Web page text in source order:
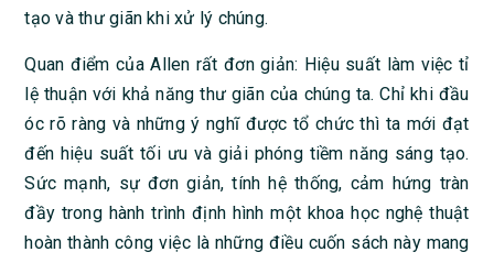
tạo và thư giãn khi xử lý chúng.
Quan điểm của Allen rất đơn giản: Hiệu suất làm việc tỉ
lệ thuận với khả năng thư giãn của chúng ta. Chỉ khi đầu
óc rõ ràng và những ý nghĩ được tổ chức thì ta mới đạt
đến hiệu suất tối ưu và giải phóng tiềm năng sáng tạo.
Sức mạnh, sự đơn giản, tính hệ thống, cảm hứng tràn
đầy trong hành trình định hình một khoa học nghệ thuật
hoàn thành công việc là những điều cuốn sách này mang